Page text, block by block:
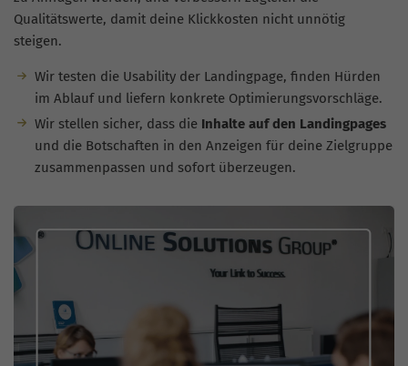
Qualitätswerte, damit deine Klickkosten nicht unnötig
steigen.
Wir testen die Usability der Landingpage, finden Hürden
im Ablauf und liefern konkrete Optimierungsvorschläge.
Wir stellen sicher, dass die Inhalte auf den Landingpages
und die Botschaften in den Anzeigen für deine Zielgruppe
zusammenpassen und sofort überzeugen.